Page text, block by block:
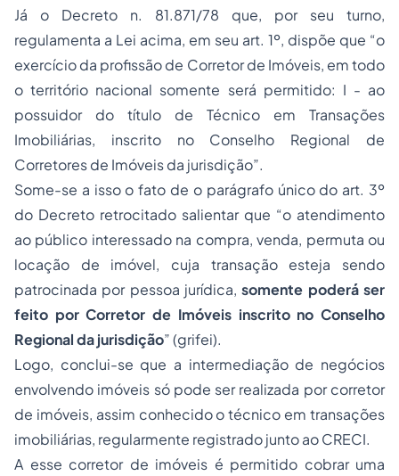
Já o Decreto n. 81.871/78 que, por seu turno,
regulamenta a Lei acima, em seu art. 1º, dispõe que “o
exercício da profissão de Corretor de Imóveis, em todo
o território nacional somente será permitido: I - ao
possuidor do título de Técnico em Transações
Imobiliárias, inscrito no Conselho Regional de
Corretores de Imóveis da jurisdição”.
Some-se a isso o fato de o parágrafo único do art. 3º
do Decreto retrocitado salientar que “o atendimento
ao público interessado na compra, venda, permuta ou
locação de imóvel, cuja transação esteja sendo
patrocinada por pessoa jurídica,somente poderá ser
feito por Corretor de Imóveis inscrito no Conselho
Regional da jurisdição” (grifei).
Logo, conclui-se que a intermediação de negócios
envolvendo imóveis só pode ser realizada por corretor
de imóveis, assim conhecido o técnico em transações
imobiliárias, regularmente registrado junto ao CRECI.
A esse corretor de imóveis é permitido cobrar uma